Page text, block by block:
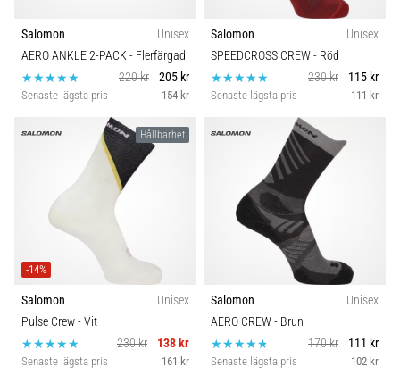
Salomon
Unisex
AERO ANKLE 2-PACK- Flerfärgad
220 kr
205 kr
Senaste lägsta pris 154 kr
Salomon
Unisex
SPEEDCROSS CREW- Röd
230 kr
115 kr
Senaste lägsta pris 111 kr
Hållbarhet
-14%
Salomon
Unisex
Pulse Crew- Vit
230 kr
138 kr
Senaste lägsta pris 161 kr
Salomon
Unisex
AERO CREW- Brun
170 kr
111 kr
Senaste lägsta pris 102 kr